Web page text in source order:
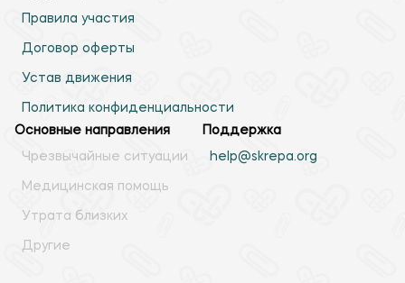
Правила участия
Договор оферты
Устав движения
Политика конфиденциальности
Основные направления
Чрезвычайные ситуации
Медицинская помощь
Утрата близких
Другие
Поддержка
help@skrepa.org